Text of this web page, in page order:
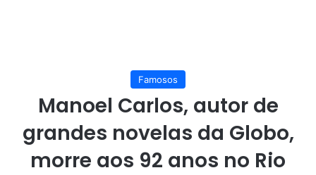
Famosos
Manoel Carlos, autor de
grandes novelas da Globo,
morre aos 92 anos no Rio